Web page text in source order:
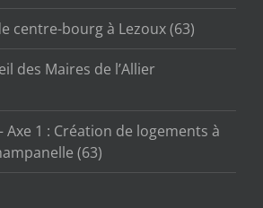
centre-bourg à Lezoux (63)
des Maires de l’Allier
Axe 1 : Création de logements à
(63)